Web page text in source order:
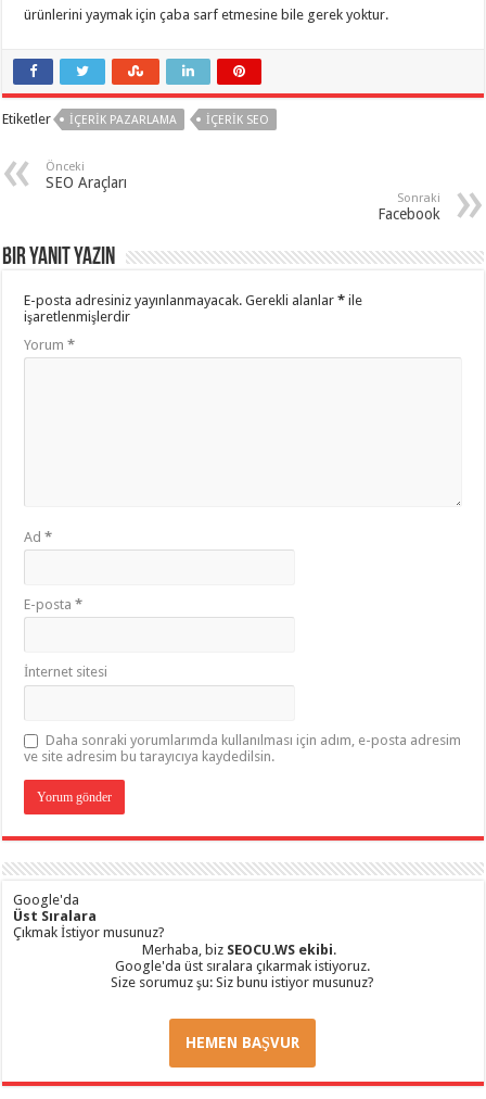
ürünlerini yaymak için çaba sarf etmesine bile gerek yoktur.
Etiketler İÇERIK PAZARLAMA İÇERIK SEO
Önceki
SEO Araçları
Sonraki
Facebook
Bir yanıt yazın
E-posta adresiniz yayınlanmayacak. Gerekli alanlar* ile
işaretlenmişlerdir
Yorum*
Ad*
E-posta*
İnternet sitesi
Daha sonraki yorumlarımda kullanılması için adım, e-posta adresim
ve site adresim bu tarayıcıya kaydedilsin.
Google'da
Üst Sıralara
Çıkmak İstiyor musunuz?
Merhaba, biz SEOCU.WS ekibi.
Google'da üst sıralara çıkarmak istiyoruz.
Size sorumuz şu: Siz bunu istiyor musunuz?
HEMEN BAŞVUR